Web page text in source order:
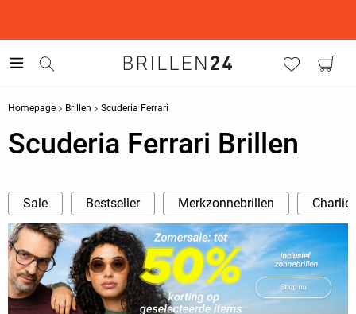
Homepage Brillen Scuderia Ferrari
Scuderia Ferrari Brillen
Sale Bestseller Merkzonnebrillen Charlie